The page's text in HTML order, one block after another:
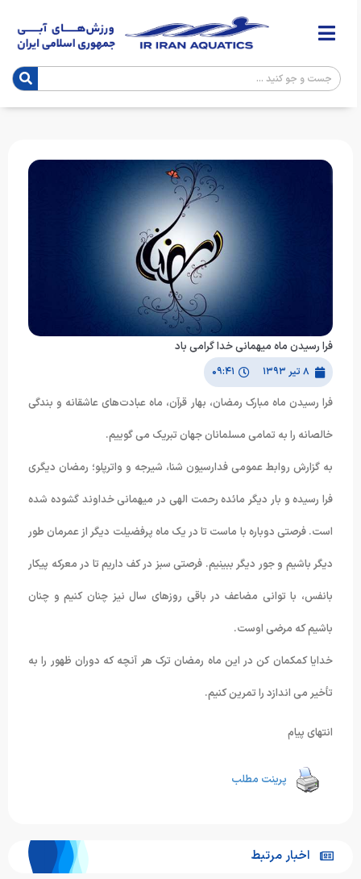
فرا رسیدن ماه میهمانی خدا گرامی باد
۸ تیر ۱۳۹۳ ۰۹:۴۱
فرا رسیدن ماه مبارک رمضان، بهار قرآن، ماه عبادت‌های عاشقانه و بندگی
خالصانه را به تمامی مسلمانان جهان تبریک می گوییم.
به گزارش روابط عمومی فدارسیون شنا، شیرجه و واترپلو؛ رمضان دیگری
فرا رسیده و بار دیگر مائده رحمت الهی در میهمانی خداوند گشوده شده
است. فرصتی دوباره با ماست تا در یک ماه پرفضیلت دیگر از عمرمان طور
دیگر باشیم و جور دیگر ببینیم. فرصتی سبز در کف داریم تا در معرکه پیکار
بانفس، با توانی مضاعف در باقی روزهای سال نیز چنان کنیم و چنان
باشیم که مرضی اوست.
خدایا کمکمان کن در این ماه رمضان ترک هر آنچه که دوران ظهور را به
تأخیر می اندازد را تمرین کنیم.
انتهای پیام
پرینت مطلب
اخبار مرتبط